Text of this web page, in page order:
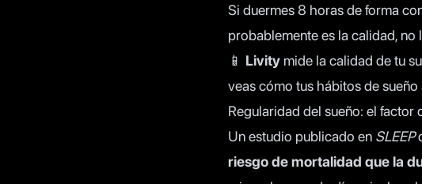
Si duermes 8 horas de forma
probablemente es la calidad, no
📱 Livity mide la calidad de tu
veas cómo tus hábitos de sueño
Regularidad del sueño: el factor
Unestudio publicado en SLEEP
riesgo de mortalidad que la